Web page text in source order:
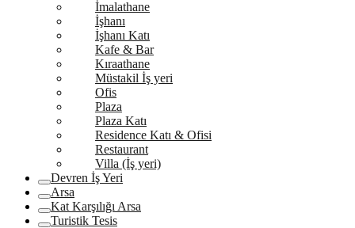
İmalathane
İşhanı
İşhanı Katı
Kafe & Bar
Kıraathane
Müstakil İş yeri
Ofis
Plaza
Plaza Katı
Residence Katı & Ofisi
Restaurant
Villa (İş yeri)
Devren İş Yeri
Arsa
Kat Karşılığı Arsa
Turistik Tesis